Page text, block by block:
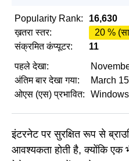
Popularity Rank:
16,630
ख़तरा स्तर:
20 %
संक्रमित कंप्यूटर:
11
पहले देखा:
अंतिम बार देखा गया:
March
ओएस (एस) प्रभावित:
Windows
इंटरनेट पर सुरक्षित रूप से
आवश्यकता होती है, क्योंकि एक